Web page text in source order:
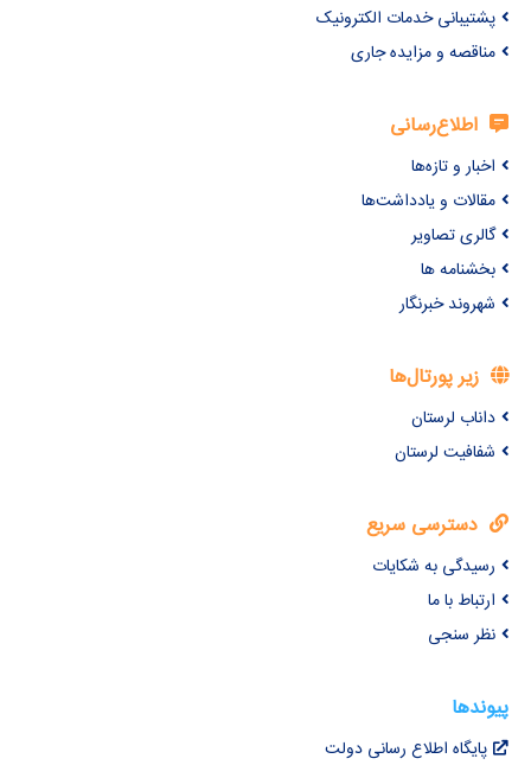
پشتیبانی خدمات الکترونیک
مناقصه و مزایده جاری
اطلاع‌رسانی
اخبار و تازه‌ها
مقالات و یادداشت‌ها
گالری تصاویر
بخشنامه ها
شهروند خبرنگار
زیر پورتال‌ها
داناب لرستان
شفافیت لرستان
دسترسی سریع
رسیدگی به شکایات
ارتباط با ما
نظر سنجی
پیوندها
پایگاه اطلاع رسانی دولت